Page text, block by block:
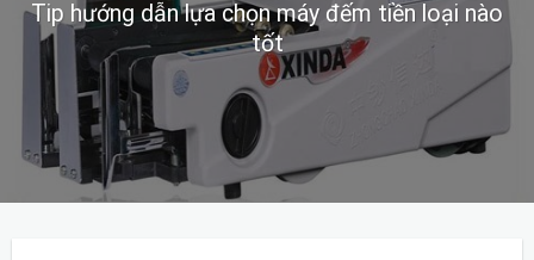
Tip hướng dẫn lựa chọn máy đếm tiền loại nào
tốt